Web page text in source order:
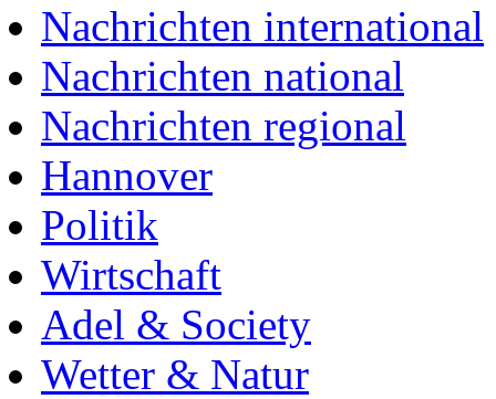
Nachrichten international
Nachrichten national
Nachrichten regional
Hannover
Politik
Wirtschaft
Adel & Society
Wetter & Natur